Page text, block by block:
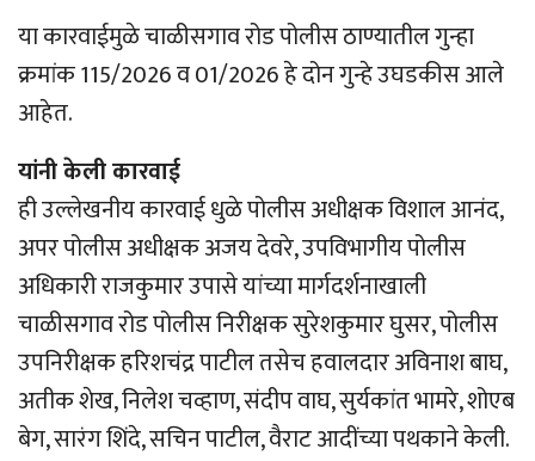
या कारवाईमुळे चाळीसगाव रोड पोलीस ठाण्यातील गुन्हा
क्रमांक 115/2026 व 01/2026 हे दोन गुन्हे उघडकीस आले
आहेत.
यांनी केली कारवाई
ही उल्लेखनीय कारवाई धुळे पोलीस अधीक्षक विशाल आनंद,
अपर पोलीस अधीक्षक अजय देवरे, उपविभागीय पोलीस
अधिकारी राजकुमार उपासे यांच्या मार्गदर्शनाखाली
चाळीसगाव रोड पोलीस निरीक्षक सुरेशकुमार घुसर, पोलीस
उपनिरीक्षक हरिशचंद्र पाटील तसेच हवालदार अविनाश बाघ,
अतीक शेख, निलेश चव्हाण, संदीप वाघ, सुर्यकांत भामरे, शोएब
बेग, सारंग शिंदे, सचिन पाटील, वैराट आदींच्या पथकाने केली.